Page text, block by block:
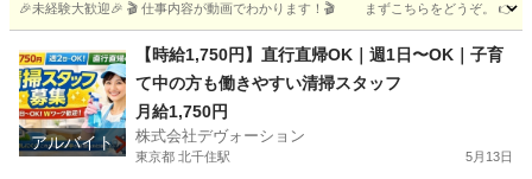
🎉未経験大歓迎🎉 🎬 仕事内容が動画でわかります！🎬 まずこちらをどうぞ。 👉
竹下駅 軽作業 スタッフ
アルバイト
【時給1,750円】直行直帰OK｜週1日〜OK｜子育
て中の方も働きやすい清掃スタッフ
月給1,750円
株式会社デヴォーション
東京都 北千住駅 5月13日